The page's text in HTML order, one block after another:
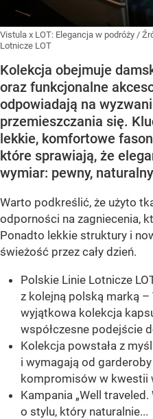
Vistula x LOT: Elegancja w podróży /
Lotnicze LOT
Kolekcja obejmuje
oraz funkcjonalne
odpowiadają na
przemieszczania się.
lekkie, komfortowe
które sprawiają, że
wymiar: pewny,
Warto podkreślić, że użyto
odporności na zagniecenia,
Ponadto lekkie struktury i
świeżość przez cały dzień.
Polskie Linie Lotnicze
z kolejną polską marką
wyjątkowa kolekcja
współczesne podejście
Kolekcja powstała z
i wymagają od
kompromisów w kwestii
Kampania „Well
o stylu, który naturalnie...